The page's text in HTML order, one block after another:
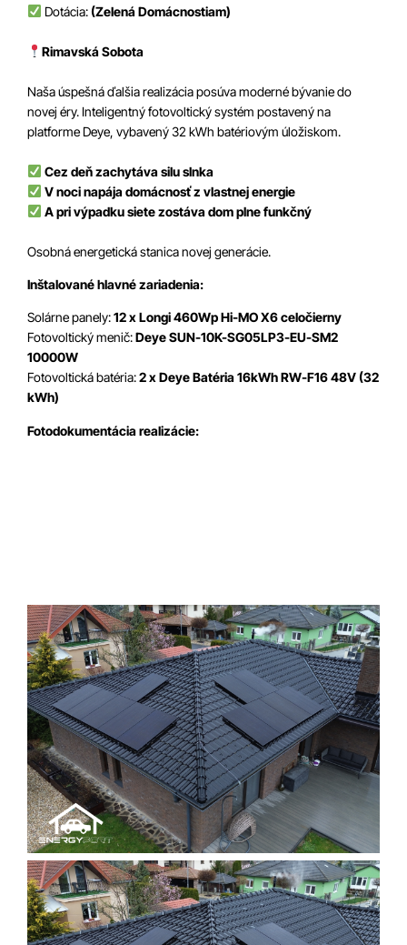
Dotácia:(Zelená Domácnostiam)
Rimavská Sobota
Naša úspešná ďalšia realizácia posúva moderné bývanie do
novej éry. Inteligentný fotovoltický systém postavený na
platforme Deye, vybavený 32 kWh batériovým úložiskom.
Cez deň zachytáva silu slnka
V noci napája domácnosť z vlastnej energie
A pri výpadku siete zostáva dom plne funkčný
Osobná energetická stanica novej generácie.
Inštalované hlavné zariadenia:
Solárne panely:12 x Longi 460Wp Hi-MO X6 celočierny
Fotovoltický menič:Deye SUN-10K-SG05LP3-EU-SM2
10000W
Fotovoltická batéria:2 x Deye Batéria 16kWh RW-F16 48V (32
kWh)
Fotodokumentácia realizácie: